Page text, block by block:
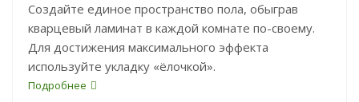
Создайте единое пространство пола, обыграв
кварцевый ламинат в каждой комнате по-своему.
Для достижения максимального эффекта
используйте укладку «ёлочкой».
Подробнее